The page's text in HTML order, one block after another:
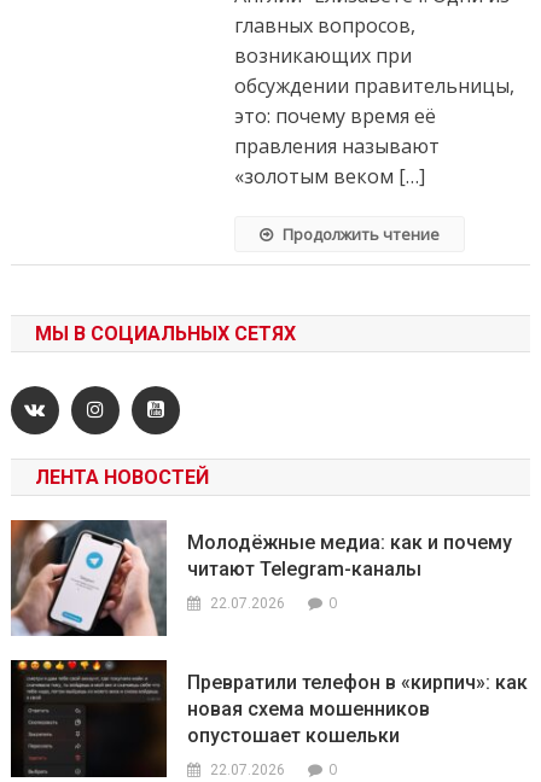
главных вопросов,
возникающих при
обсуждении правительницы,
это: почему время её
правления называют
«золотым веком […]
Продолжить чтение
МЫ В СОЦИАЛЬНЫХ СЕТЯХ
ЛЕНТА НОВОСТЕЙ
Молодёжные медиа: как и почему
читают Telegram-каналы
22.07.2026 0
Превратили телефон в «кирпич»: как
новая схема мошенников
опустошает кошельки
22.07.2026 0